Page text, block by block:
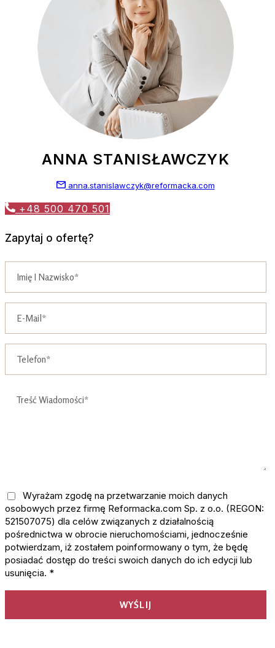
ANNA STANISŁAWCZYK
anna.stanislawczyk@reformacka.com
+48 500 470 501
Zapytaj o ofertę?
Wyrażam zgodę na przetwarzanie moich danych
osobowych przez firmę Reformacka.com Sp. z o.o. (REGON:
521507075) dla celów związanych z działalnością
pośrednictwa w obrocie nieruchomościami, jednocześnie
potwierdzam, iż zostałem poinformowany o tym, że będę
posiadać dostęp do treści swoich danych do ich edycji lub
usunięcia. *